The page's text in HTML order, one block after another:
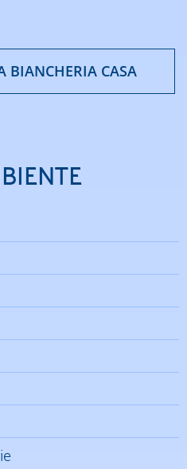
BIANCHERIA CASA